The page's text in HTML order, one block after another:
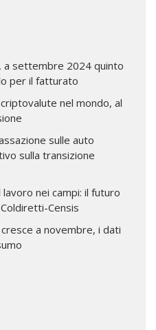
a settembre 2024 quinto
per il fatturato
nel mondo, al
sulle auto
sulla transizione
nei campi: il futuro
Censis
a novembre, i dati